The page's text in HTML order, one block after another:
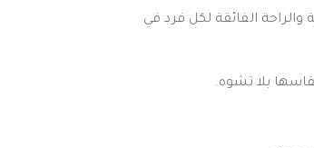
الفائقة لكل فرد في
بلا تشوه.